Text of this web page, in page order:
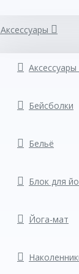
Аксессуары
Бейсболки
Бельё
Блок для
Йога-мат